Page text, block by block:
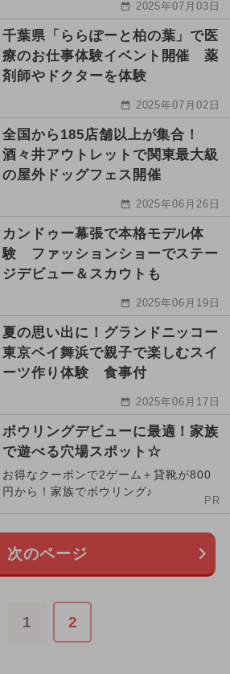
2025年07月03日
千葉県「ららぽーと柏の葉」で医
療のお仕事体験イベント開催 薬
剤師やドクターを体験
2025年07月02日
全国から185店舗以上が集合！
酒々井アウトレットで関東最大級
の屋外ドッグフェス開催
2025年06月26日
カンドゥー幕張で本格モデル体
験 ファッションショーでステー
ジデビュー＆スカウトも
2025年06月19日
夏の思い出に！グランドニッコー
東京ベイ舞浜で親子で楽しむスイ
ーツ作り体験 食事付
2025年06月17日
ボウリングデビューに最適！家族
で遊べる穴場スポット☆
お得なクーポンで2ゲーム＋貸靴が800
円から！家族でボウリング♪
PR
次のページ
1 2